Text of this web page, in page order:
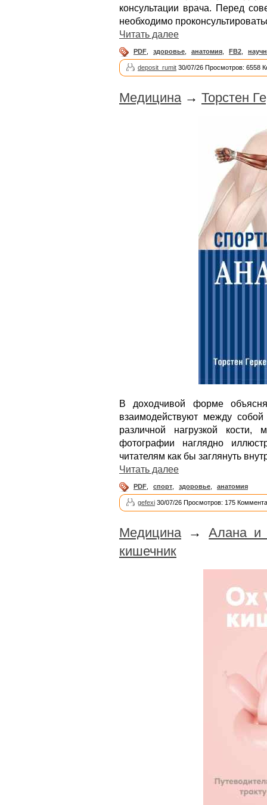
консультации врача. Перед
необходимо
Читать далее
PDF здоровье анатомия FB2
deposit_rumit 30/07/26 Просмотров: 6558
Медицина → Торстен
В доходчивой форме
взаимодействуют между
различной нагрузкой
фотографии наглядно
читателям как бы заглянуть
Читать далее
PDF спорт здоровье анатомия
gefexi 30/07/26 Просмотров: 175
Медицина →Алана и
кишечник